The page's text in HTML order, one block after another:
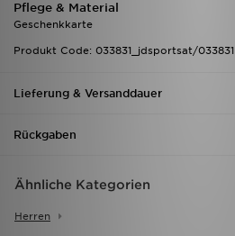
Pflege & Material
Geschenkkarte
Produkt Code: 033831_jdsportsat/033831
Lieferung & Versanddauer
Rückgaben
Ähnliche Kategorien
Herren